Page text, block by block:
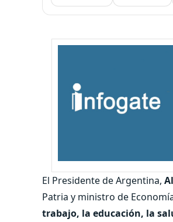
El Presidente de Argentina,
Patria y ministro de
trabajo, la educación, la